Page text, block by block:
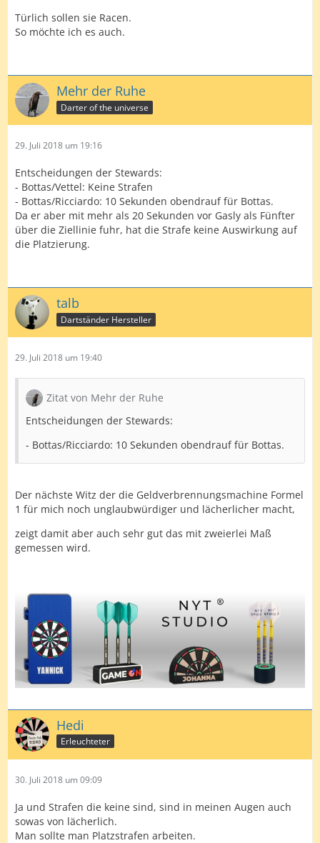
Türlich sollen sie Racen.
So möchte ich es auch.
Mehr der Ruhe
Darter of the universe
29. Juli 2018 um 19:16
Entscheidungen der Stewards:
- Bottas/Vettel: Keine Strafen
- Bottas/Ricciardo: 10 Sekunden obendrauf für Bottas.
Da er aber mit mehr als 20 Sekunden vor Gasly als Fünfter
über die Ziellinie fuhr, hat die Strafe keine Auswirkung auf
die Platzierung.
talb
Dartständer Hersteller
29. Juli 2018 um 19:40
Zitat von Mehr der Ruhe
Entscheidungen der Stewards:
- Bottas/Ricciardo: 10 Sekunden obendrauf für Bottas.
Der nächste Witz der die Geldverbrennungsmachine Formel
1 für mich noch unglaubwürdiger und lächerlicher macht,
zeigt damit aber auch sehr gut das mit zweierlei Maß
gemessen wird.
Hedi
Erleuchteter
30. Juli 2018 um 09:09
Ja und Strafen die keine sind, sind in meinen Augen auch
sowas von lächerlich.
Man sollte man Platzstrafen arbeiten.